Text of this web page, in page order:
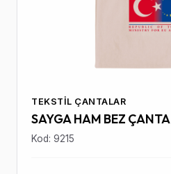
TEKSTIL ÇANTALAR
SAYGA HAM BEZ ÇANTA
Kod: 9215